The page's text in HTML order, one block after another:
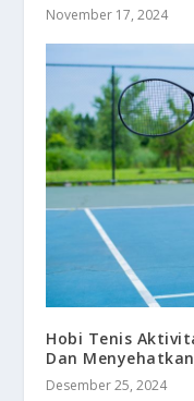
November 17, 2024
Hobi Tenis
Dan Menyehatkan
Desember 25, 2024